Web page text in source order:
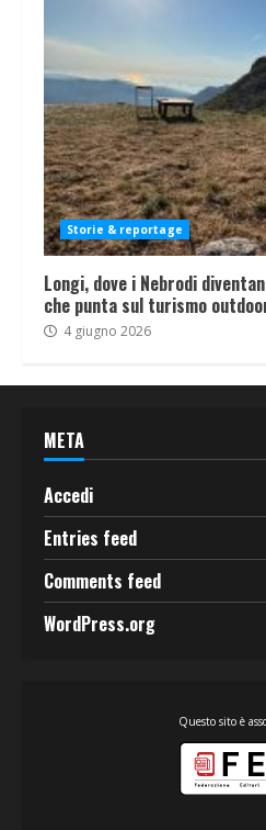
Storie & reportage
Longi, dove i Nebrodi
che punta sul turismo
4 giugno 2026
META
Accedi
Entries feed
Comments feed
WordPress.org
Questo sito è